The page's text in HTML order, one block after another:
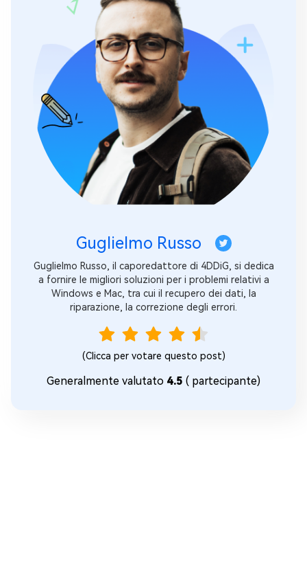
Guglielmo Russo
Guglielmo Russo, il caporedattore di 4DDiG, si dedica
a fornire le migliori soluzioni per i problemi relativi a
Windows e Mac, tra cui il recupero dei dati, la
riparazione, la correzione degli errori.
(Clicca per votare questo post)
Generalmente valutato 4.5 ( partecipante)